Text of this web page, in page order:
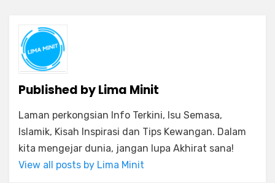
Published byLima Minit
Laman perkongsian Info Terkini, Isu Semasa,
Islamik, Kisah Inspirasi dan Tips Kewangan. Dalam
kita mengejar dunia, jangan lupa Akhirat sana!
View all posts by Lima Minit